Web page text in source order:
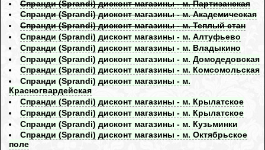
Спранди (Sprandi) дисконт магазины - м. Партизанская
Спранди (Sprandi) дисконт магазины - м. Академическая
Спранди (Sprandi) дисконт магазины - м. Теплый стан
Спранди (Sprandi) дисконт магазины - м. Алтуфьево
Спранди (Sprandi) дисконт магазины - м. Владыкино
Спранди (Sprandi) дисконт магазины - м. Домодедовская
Спранди (Sprandi) дисконт магазины - м. Комсомольская
Спранди (Sprandi) дисконт магазины - м.
Красногвардейская
Спранди (Sprandi) дисконт магазины - м. Крылатское
Спранди (Sprandi) дисконт магазины - м. Крылатское
Спранди (Sprandi) дисконт магазины - м. Кузьминки
Спранди (Sprandi) дисконт магазины - м. Октябрьское
поле